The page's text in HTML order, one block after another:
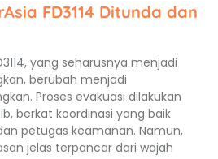
FD3114 Ditunda dan
yang seharusnya menjadi
berubah menjadi
Proses evakuasi dilakukan
berkat koordinasi yang baik
petugas keamanan. Namun,
jelas terpancar dari wajah